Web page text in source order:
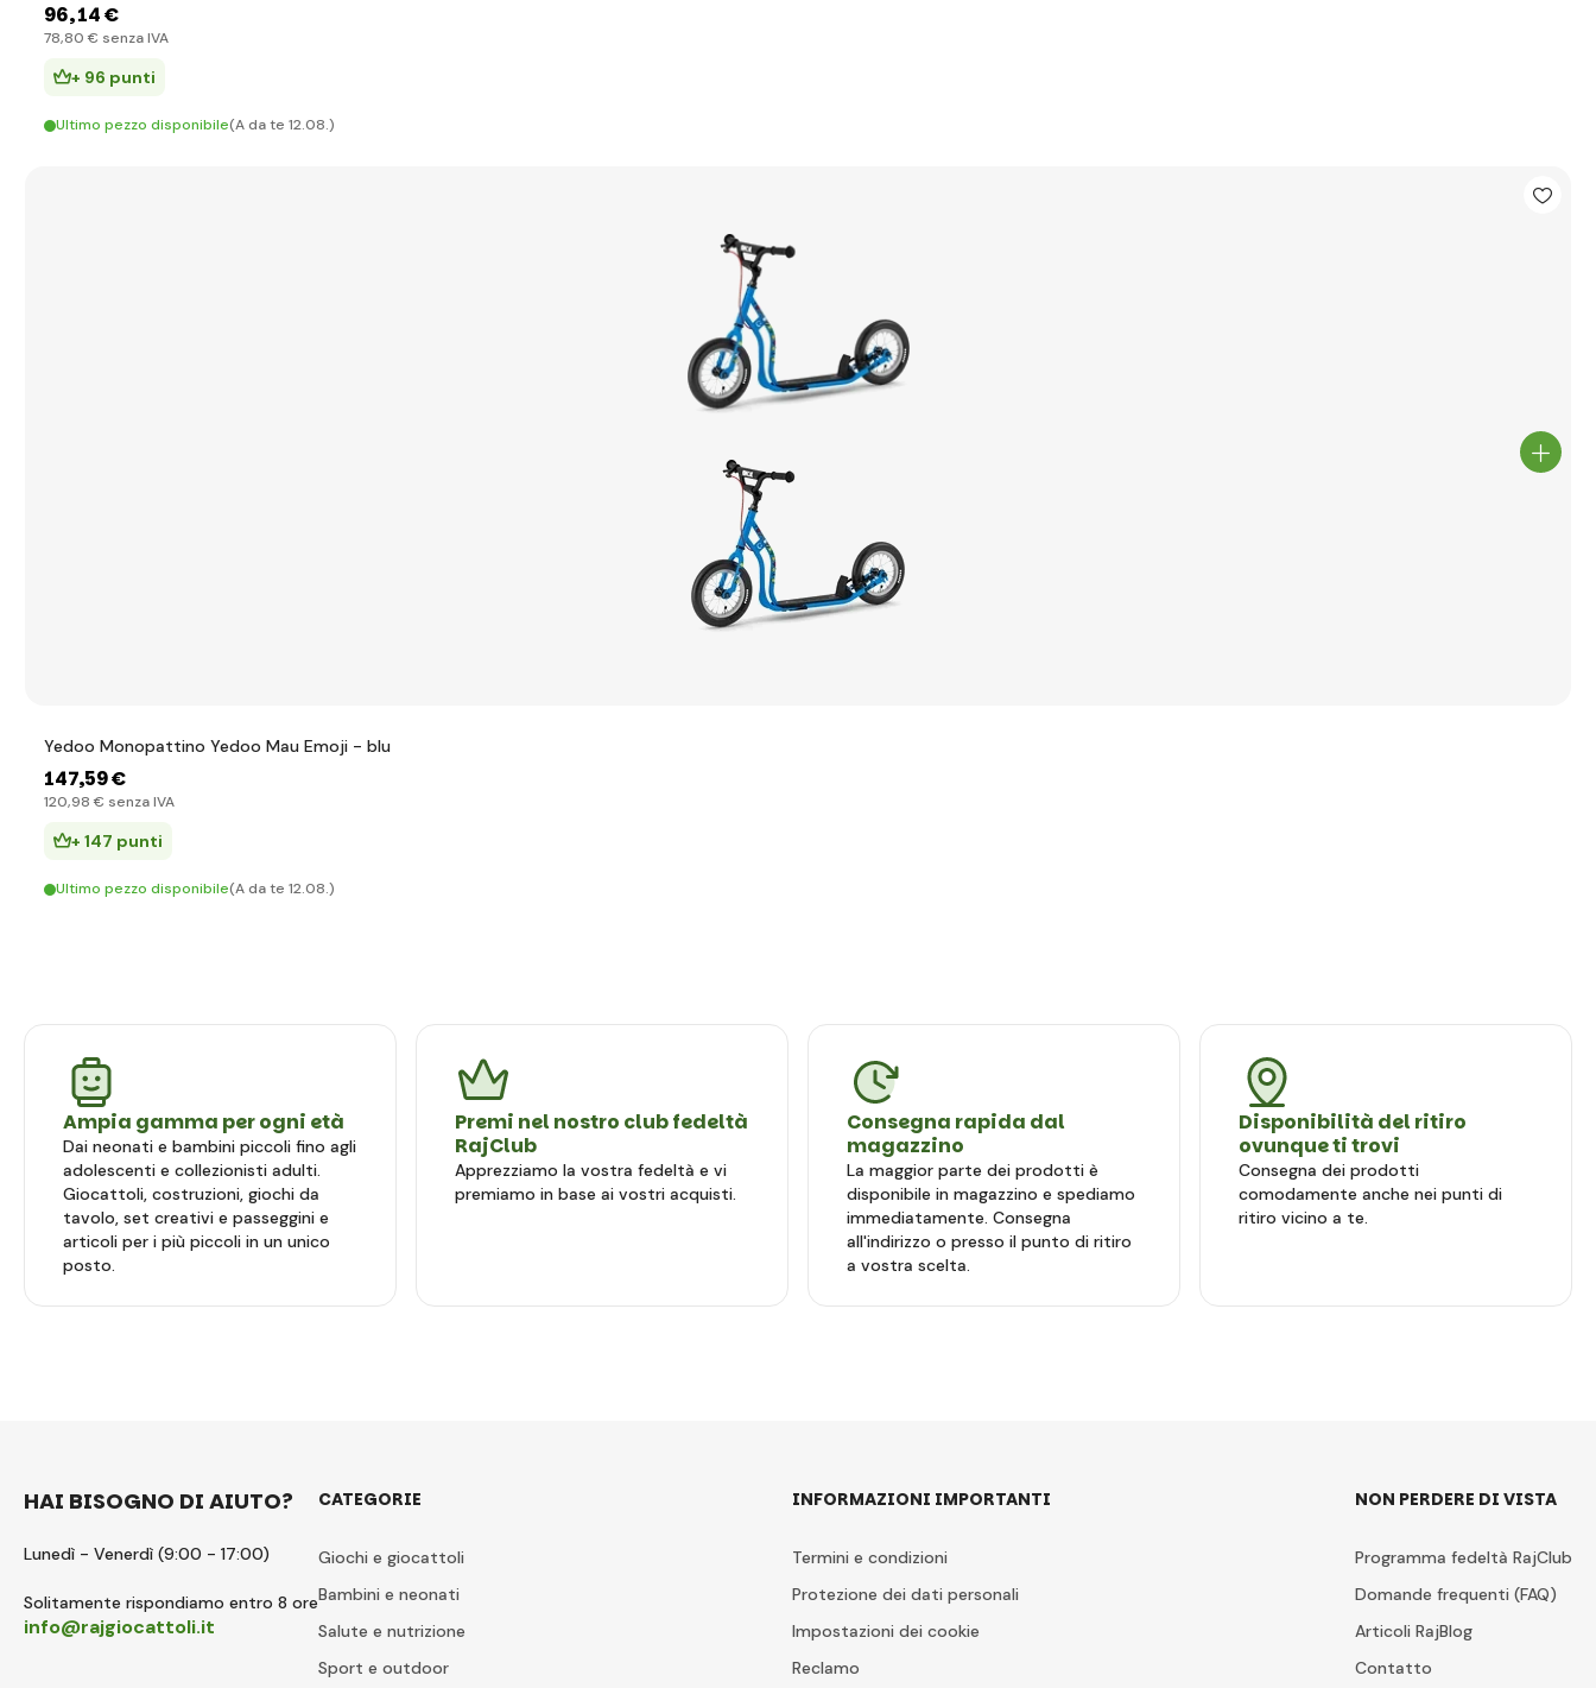
96,14 €
78,80 € senza IVA
+ 96 punti
Ultimo pezzo disponibile(A da te 12.08.)
Yedoo Monopattino Yedoo Mau Emoji - blu
147,59 €
120,98 € senza IVA
+ 147 punti
Ultimo pezzo disponibile(A da te 12.08.)
Ampia gamma per ogni età
Dai neonati e bambini piccoli fino agli
adolescenti e collezionisti adulti.
Giocattoli, costruzioni, giochi da
tavolo, set creativi e passeggini e
articoli per i più piccoli in un unico
posto.
Premi nel nostro club fedeltà
RajClub
Apprezziamo la vostra fedeltà e vi
premiamo in base ai vostri acquisti.
Consegna rapida dal
magazzino
La maggior parte dei prodotti è
disponibile in magazzino e spediamo
immediatamente. Consegna
all'indirizzo o presso il punto di ritiro
a vostra scelta.
Disponibilità del ritiro
ovunque ti trovi
Consegna dei prodotti
comodamente anche nei punti di
ritiro vicino a te.
HAI BISOGNO DI AIUTO?
Lunedì - Venerdì (9:00 - 17:00)
Solitamente rispondiamo entro 8 ore
info@rajgiocattoli.it
CATEGORIE
Giochi e giocattoli
Bambini e neonati
Salute e nutrizione
Sport e outdoor
INFORMAZIONI IMPORTANTI
Termini e condizioni
Protezione dei dati personali
Impostazioni dei cookie
Reclamo
NON PERDERE DI VISTA
Programma fedeltà RajClub
Domande frequenti (FAQ)
Articoli RajBlog
Contatto